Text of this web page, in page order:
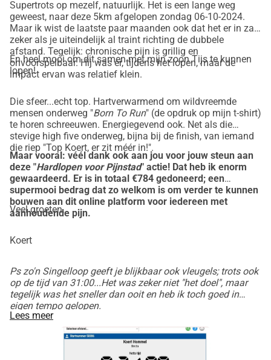
Welk goed doel steun je met jouw donatie?
Ik ben ook mede-initiatiefnemer van de Landelijke Pijn
Organisatie. Want ondanks dat véél mensen te maken
krijgen met chronische pijn (1:5 Nederlanders!), is deze
ziekte nog haast onzichtbaar. En bouwen we met LPO aan
www.pijnstad.nl. Met goede informatie, ervaringsverhalen,
keuzehulp, een grote en groeiende community en
zelfmanagement tools.
Mijn "5 kilometer" wil ik graag ten goede laten komen aan
de bouw van dit Pijnstad platform. Zodat we samen een
gróót verschil gaan maken voor iedereen met chronische
pijn.
besteed aan de opbouw en bekendheid van Pijnstad. Jouw
steun helpt om impact te maken en de chronische pijn
community te ondersteunen. Samen geven we mensen met
chronische pijn weer méér grip!
Enorm veel dank voor je steun!
Supertrots op mezelf, natuurlijk. Het is een lange weg
geweest, naar deze 5km afgelopen zondag 06-10-2024.
Maar ik wist de laatste paar maanden ook dat het er in zat,
zeker als je uiteindelijk al traint richting de dubbele
afstand. Tegelijk: chronische pijn is grillig en
onvoorspelbaar. Hij was er, tijdens het lopen, maar de
impact ervan was relatief klein.
En heel mooi om dit samen met mijn zoon Tijs te kunnen
lopen!
Die sfeer...echt top. Hartverwarmend om wildvreemde
mensen onderweg "Born To Run" (de opdruk op mijn t-shirt)
te horen schreeuwen. Energiegevend ook. Net als die
stevige high five onderweg, bijna bij de finish, van iemand
die riep "Top Koert, er zit méér in!".
Maar vooral: véél dank ook aan jou voor jouw steun aan
deze "Hardlopen voor Pijnstad" actie! Dat heb ik enorm
gewaardeerd. Er is in totaal €784 gedoneerd; een
supermooi bedrag dat zo welkom is om verder te kunnen
bouwen aan dit online platform voor iedereen met
aanhoudende pijn.
Veel groeten,
Koert
Ps zo'n Singelloop geeft je blijkbaar ook vleugels; trots ook
op de tijd van 31:00...Het was zeker niet "het doel", maar
tegelijk was het sneller dan ooit en heb ik toch goed in
eigen tempo gelopen.
Lees meer